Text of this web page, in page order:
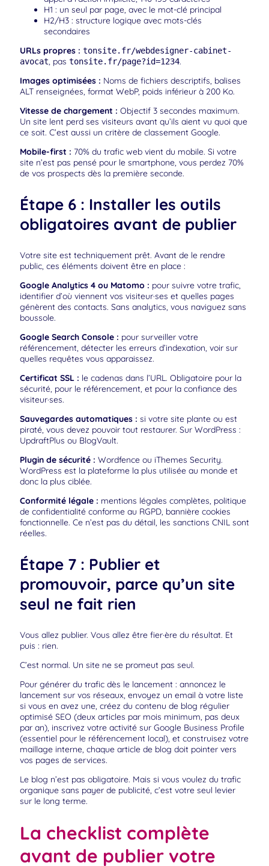
H1 : un seul par page, avec le mot-clé principal
H2/H3 : structure logique avec mots-clés
secondaires
URLs propres : tonsite.fr/webdesigner-cabinet-
avocat, pas tonsite.fr/page?id=1234.
Images optimisées : Noms de fichiers descriptifs, balises
ALT renseignées, format WebP, poids inférieur à 200 Ko.
Vitesse de chargement : Objectif 3 secondes maximum.
Un site lent perd ses visiteurs avant qu’ils aient vu quoi que
ce soit. C’est aussi un critère de classement Google.
Mobile-first : 70% du trafic web vient du mobile. Si votre
site n’est pas pensé pour le smartphone, vous perdez 70%
de vos prospects dès la première seconde.
Étape 6 : Installer les outils
obligatoires avant de publier
Votre site est techniquement prêt. Avant de le rendre
public, ces éléments doivent être en place :
Google Analytics 4 ou Matomo : pour suivre votre trafic,
identifier d’où viennent vos visiteur·ses et quelles pages
génèrent des contacts. Sans analytics, vous naviguez sans
boussole.
Google Search Console : pour surveiller votre
référencement, détecter les erreurs d’indexation, voir sur
quelles requêtes vous apparaissez.
Certificat SSL : le cadenas dans l’URL. Obligatoire pour la
sécurité, pour le référencement, et pour la confiance des
visiteur·ses.
Sauvegardes automatiques : si votre site plante ou est
piraté, vous devez pouvoir tout restaurer. Sur WordPress :
UpdraftPlus ou BlogVault.
Plugin de sécurité : Wordfence ou iThemes Security.
WordPress est la plateforme la plus utilisée au monde et
donc la plus ciblée.
Conformité légale : mentions légales complètes, politique
de confidentialité conforme au RGPD, bannière cookies
fonctionnelle. Ce n’est pas du détail, les sanctions CNIL sont
réelles.
Étape 7 : Publier et
promouvoir, parce qu’un site
seul ne fait rien
Vous allez publier. Vous allez être fier·ère du résultat. Et
puis : rien.
C’est normal. Un site ne se promeut pas seul.
Pour générer du trafic dès le lancement : annoncez le
lancement sur vos réseaux, envoyez un email à votre liste
si vous en avez une, créez du contenu de blog régulier
optimisé SEO (deux articles par mois minimum, pas deux
par an), inscrivez votre activité sur Google Business Profile
(essentiel pour le référencement local), et construisez votre
maillage interne, chaque article de blog doit pointer vers
vos pages de services.
Le blog n’est pas obligatoire. Mais si vous voulez du trafic
organique sans payer de publicité, c’est votre seul levier
sur le long terme.
La checklist complète
avant de publier votre